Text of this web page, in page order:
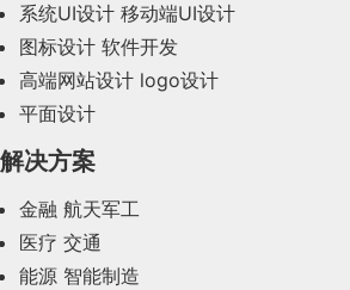
2023年10月(14)
2023年8月(88)
2023年7月(62)
2023年6月(58)
2023年5月(28)
系统UI设计 移动端UI设计
图标设计 软件开发
高端网站设计 logo设计
平面设计
解决方案
金融 航天军工
医疗 交通
能源 智能制造